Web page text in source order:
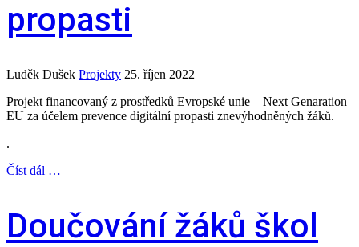
propasti
Luděk Dušek Projekty 25. říjen 2022
Projekt financovaný z prostředků Evropské unie – Next Genaration
EU za účelem prevence digitální propasti znevýhodněných žáků.
.
Číst dál …
Doučování žáků škol